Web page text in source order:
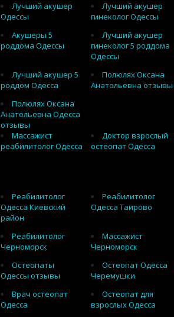
Лучший акушер
Одессы
Лучший акушер
гинеколог Одессы
Акушеры 5
роддома Одессы
Лучший акушер
гинеколог 5 роддома
Одессы
Лучший акушер 5
роддом Одесса
Полюлях Оксана
Анатольевна отзывы
Полюлях Оксана
Анатольевна Одесса
отзывы
Массажист
реабилитолог Одесса
Доктор взрослый
остеопат Одесса
Реабилитолог
Одесса Киевский
район
Реабилитолог
Одесса Таирово
Реабилитолог
Черноморск
Массажист
Черноморск
Остеопаты
Одессы отзывы
Остеопат Одесса
Черемушки
Врач остеопат
Одесса
Остеопат для
взрослых Одесса